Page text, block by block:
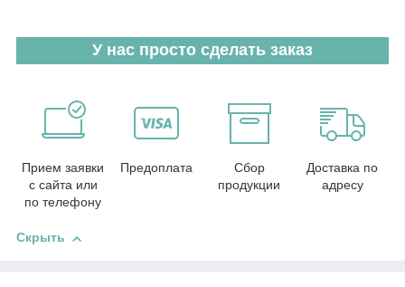
У нас просто сделать заказ
Прием заявки
с сайта или
по телефону
Предоплата
Сбор
продукции
Доставка по
адресу
Скрыть